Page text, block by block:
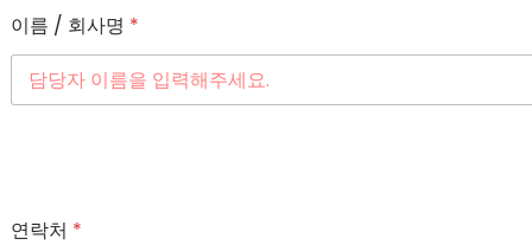
이름 / 회사명 *
연락처 *